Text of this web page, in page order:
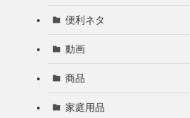
便利ネタ
動画
商品
家庭用品